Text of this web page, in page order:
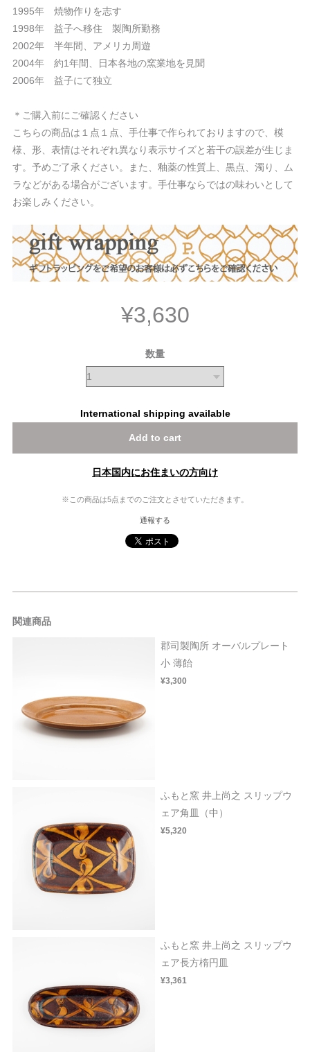
1995年 焼物作りを志す
1998年 益子へ移住 製陶所勤務
2002年 半年間、アメリカ周遊
2004年 約1年間、日本各地の窯業地を見聞
2006年 益子にて独立
＊ご購入前にご確認ください
こちらの商品は１点１点、手仕事で作られておりますので、模
様、形、表情はそれぞれ異なり表示サイズと若干の誤差が生じま
す。予めご了承ください。また、釉薬の性質上、黒点、濁り、ム
ラなどがある場合がございます。手仕事ならではの味わいとして
お楽しみください。
¥3,630
数量
International shipping available
Add to cart
日本国内にお住まいの方向け
※この商品は5点までのご注文とさせていただきます。
通報する
関連商品
郡司製陶所 オーバルプレート
小 薄飴
¥3,300
ふもと窯 井上尚之 スリップウ
ェア角皿（中）
¥5,320
ふもと窯 井上尚之 スリップウ
ェア長方楕円皿
¥3,361